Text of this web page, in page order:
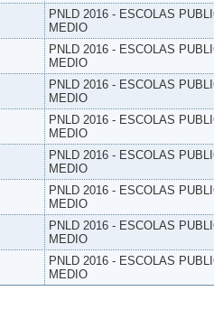
PNLD 2016 - ESCOLAS
MEDIO
PNLD 2016 - ESCOLAS
MEDIO
PNLD 2016 - ESCOLAS
MEDIO
PNLD 2016 - ESCOLAS
MEDIO
PNLD 2016 - ESCOLAS
MEDIO
PNLD 2016 - ESCOLAS
MEDIO
PNLD 2016 - ESCOLAS
MEDIO
PNLD 2016 - ESCOLAS
MEDIO